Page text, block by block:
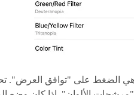
هي الضغط على "توافق العرض".